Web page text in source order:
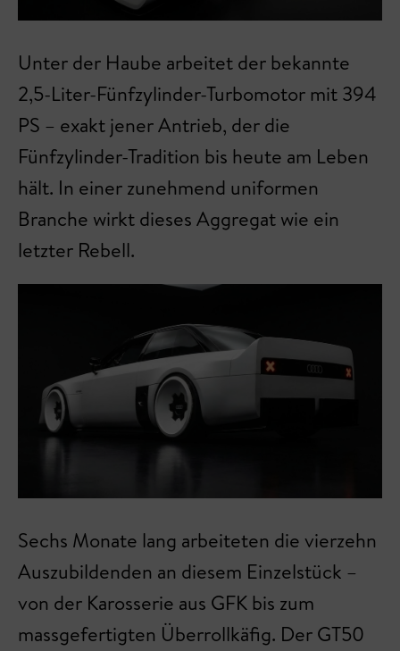
Unter der Haube arbeitet der bekannte
2,5-Liter-Fünfzylinder-Turbomotor mit 394
PS – exakt jener Antrieb, der die
Fünfzylinder-Tradition bis heute am Leben
hält. In einer zunehmend uniformen
Branche wirkt dieses Aggregat wie ein
letzter Rebell.
Sechs Monate lang arbeiteten die vierzehn
Auszubildenden an diesem Einzelstück –
von der Karosserie aus GFK bis zum
massgefertigten Überrollkäfig. Der GT50